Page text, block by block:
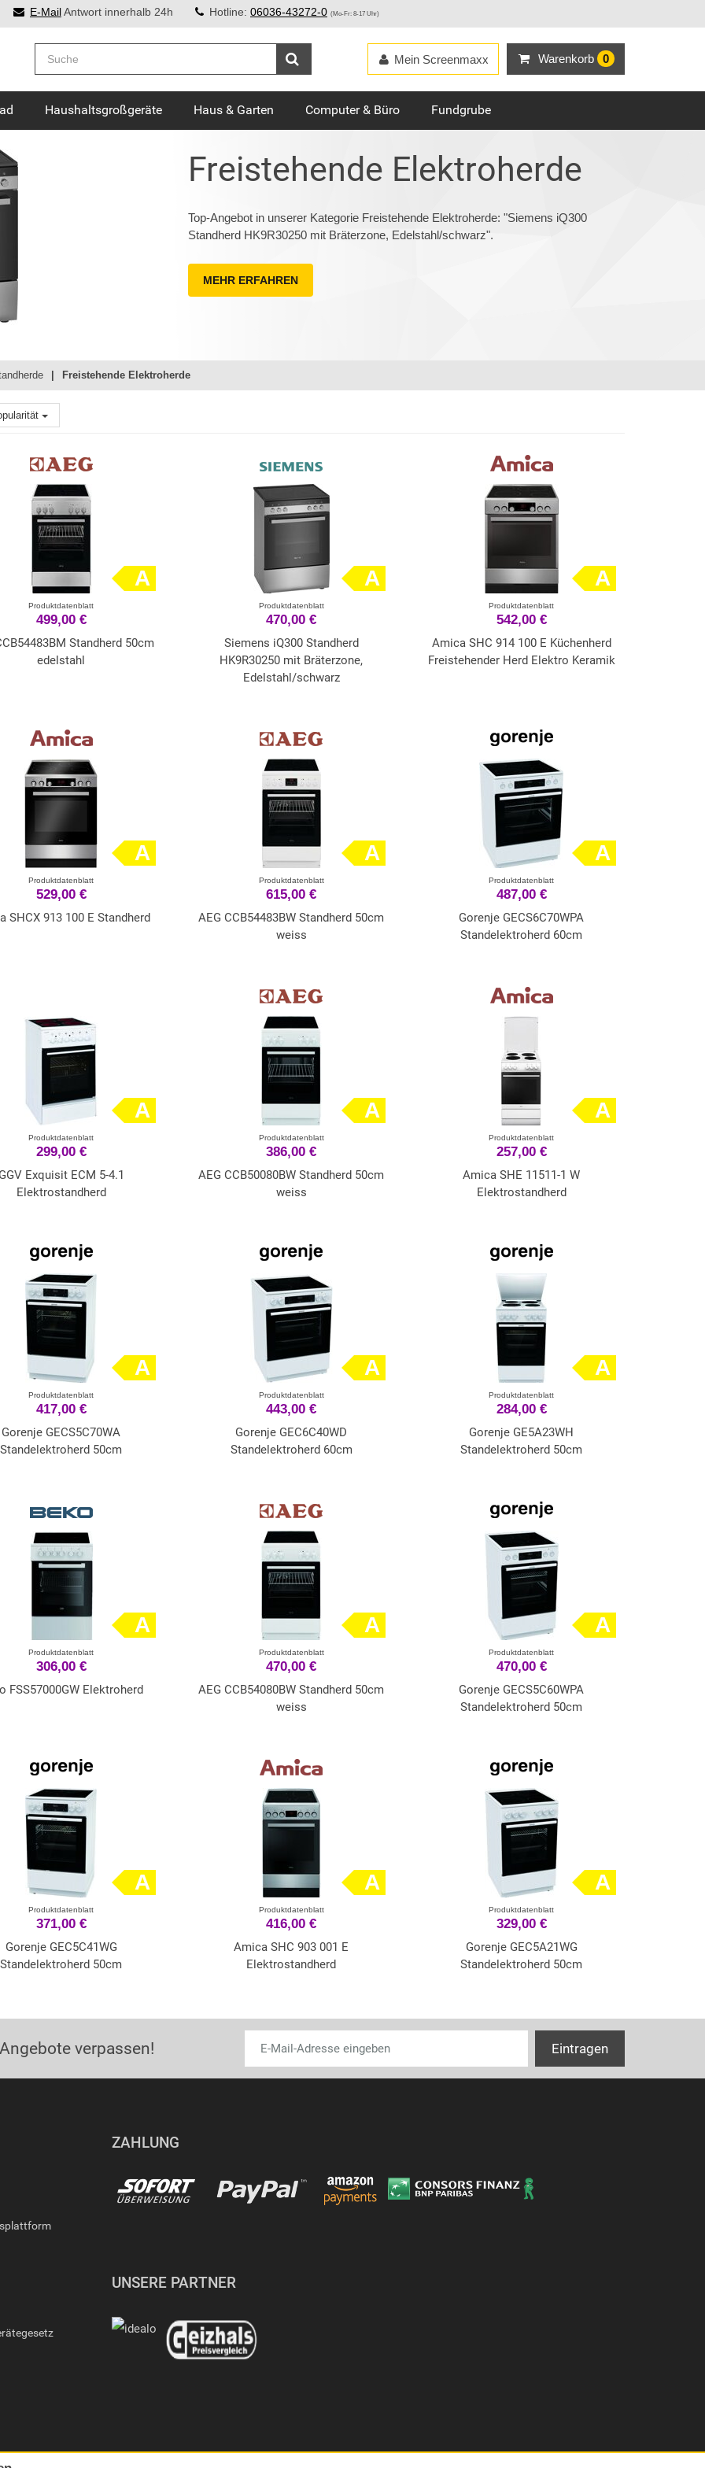
E-MailAntwort innerhalb 24h Hotline: 06036-43272-0 (Mo-Fr: 8-17 Uhr)
Warenkorb 0
Mein Screenmaxx
Haushaltsgroßgeräte Haus & Garten Computer & Büro Fundgrube
Freistehende Elektroherde
Top-Angebot in unserer Kategorie Freistehende Elektroherde: "Siemens iQ300
Standherd HK9R30250 mit Bräterzone, Edelstahl/schwarz".
MEHR ERFAHREN
Freistehende Elektroherde
A
Produktdatenblatt
499,00 €
Standherd 50cm
edelstahl
A
Produktdatenblatt
470,00 €
Siemens iQ300 Standherd
HK9R30250 mit Bräterzone,
Edelstahl/schwarz
A
Produktdatenblatt
542,00 €
Amica SHC 914 100 E Küchenherd
Freistehender Herd Elektro Keramik
A
Produktdatenblatt
529,00 €
SHCX 913 100 E Standherd
A
Produktdatenblatt
615,00 €
AEG CCB54483BW Standherd 50cm
weiss
A
Produktdatenblatt
487,00 €
Gorenje GECS6C70WPA
Standelektroherd 60cm
A
Produktdatenblatt
299,00 €
Exquisit ECM 5-4.1
Elektrostandherd
A
Produktdatenblatt
386,00 €
AEG CCB50080BW Standherd 50cm
weiss
A
Produktdatenblatt
257,00 €
Amica SHE 11511-1 W
Elektrostandherd
A
Produktdatenblatt
417,00 €
Gorenje GECS5C70WA
Standelektroherd 50cm
A
Produktdatenblatt
443,00 €
Gorenje GEC6C40WD
Standelektroherd 60cm
A
Produktdatenblatt
284,00 €
Gorenje GE5A23WH
Standelektroherd 50cm
A
Produktdatenblatt
306,00 €
FSS57000GW Elektroherd
A
Produktdatenblatt
470,00 €
AEG CCB54080BW Standherd 50cm
weiss
A
Produktdatenblatt
470,00 €
Gorenje GECS5C60WPA
Standelektroherd 50cm
A
Produktdatenblatt
371,00 €
Gorenje GEC5C41WG
Standelektroherd 50cm
A
Produktdatenblatt
416,00 €
Amica SHC 903 001 E
Elektrostandherd
A
Produktdatenblatt
329,00 €
Gorenje GEC5A21WG
Standelektroherd 50cm
verpassen!
ZAHLUNG
UNSERE PARTNER